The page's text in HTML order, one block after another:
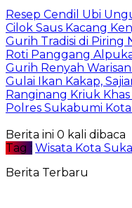
Resep Cendil Ubi
Cilok Saus Kacang
Gurih Tradisi di Piring
Roti Panggang
Gurih Renyah
Gulai Ikan Kakap,
Ranginang Kriuk
Polres Sukabumi
Berita ini 0 kali dibaca
Tag : Wisata Kota
Berita Terbaru